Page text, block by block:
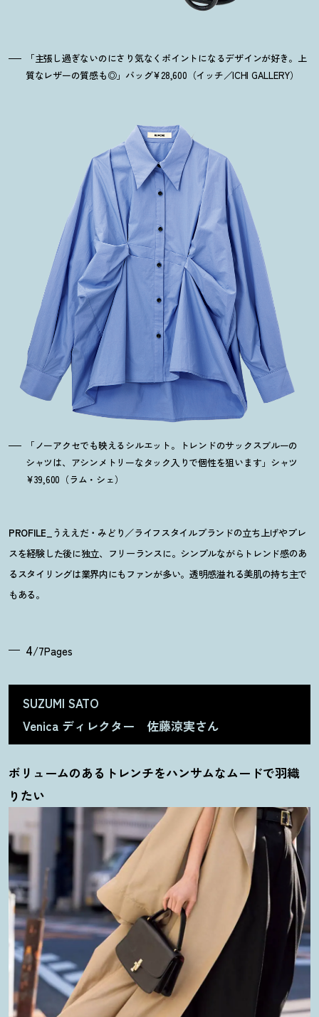
「主張し過ぎないのにさり気なくポイントになるデザインが好き。上
質なレザーの質感も◎」バッグ¥28,600（イッチ／ICHI GALLERY）
「ノーアクセでも映えるシルエット。トレンドのサックスブルーの
シャツは、アシンメトリーなタック入りで個性を狙います」シャツ
¥39,600（ラム・シェ）
PROFILE _うええだ・みどり／ライフスタイルブランドの立ち上げやプレ
スを経験した後に独立、フリーランスに。シンプルながらトレンド感のあ
るスタイリングは業界内にもファンが多い。透明感溢れる美肌の持ち主で
もある。
4/7Pages
SUZUMI SATO
Venica ディレクター 佐藤涼実さん
ボリュームのあるトレンチをハンサムなムードで羽織
りたい